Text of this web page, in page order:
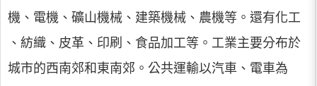
機、電機、礦山機械、建築機械、農機等。還有化工
、紡織、皮革、印刷、食品加工等。工業主要分布於
城市的西南郊和東南郊。公共運輸以汽車、電車為